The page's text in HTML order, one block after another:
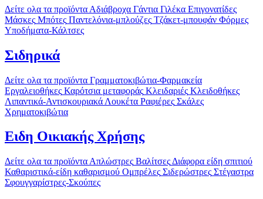
Δείτε ολα τα προϊόντα Αδιάβροχα Γάντια Γιλέκα Επιγονατίδες
Μάσκες Μπότες Παντελόνια-μπλούζες Τζάκετ-μπουφάν Φόρμες
Υποδήματα-Κάλτσες
Σιδηρικά
Δείτε ολα τα προϊόντα Γραμματοκιβώτια-Φαρμακεία
Εργαλειοθήκες Καρότσια μεταφοράς Κλειδαριές Κλειδοθήκες
Λιπαντικά-Αντισκουριακά Λουκέτα Ραφιέρες Σκάλες
Χρηματοκιβώτια
Ειδη Οικιακής Χρήσης
Δείτε ολα τα προϊόντα Απλώστρες Βαλίτσες Διάφορα είδη σπιτιού
Καθαριστικά-είδη καθαρισμού Ομπρέλες Σιδερώστρες Στέγαστρα
Σφουγγαρίστρες-Σκούπες